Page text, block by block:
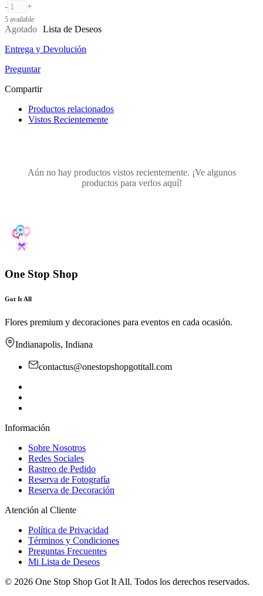
-
+
5 available
Agotado Lista de Deseos
Entrega y Devolución
Preguntar
Compartir
Productos relacionados
Vistos Recientemente
Aún no hay productos vistos recientemente. ¡Ve algunos
productos para verlos aquí!
One Stop Shop
Got It All
Flores premium y decoraciones para eventos en cada ocasión.
Indianapolis, Indiana
contactus@onestopshopgotitall.com
Información
Sobre Nosotros
Redes Sociales
Rastreo de Pedido
Reserva de Fotografía
Reserva de Decoración
Atención al Cliente
Política de Privacidad
Términos y Condiciones
Preguntas Frecuentes
Mi Lista de Deseos
© 2026 One Stop Shop Got It All. Todos los derechos reservados.